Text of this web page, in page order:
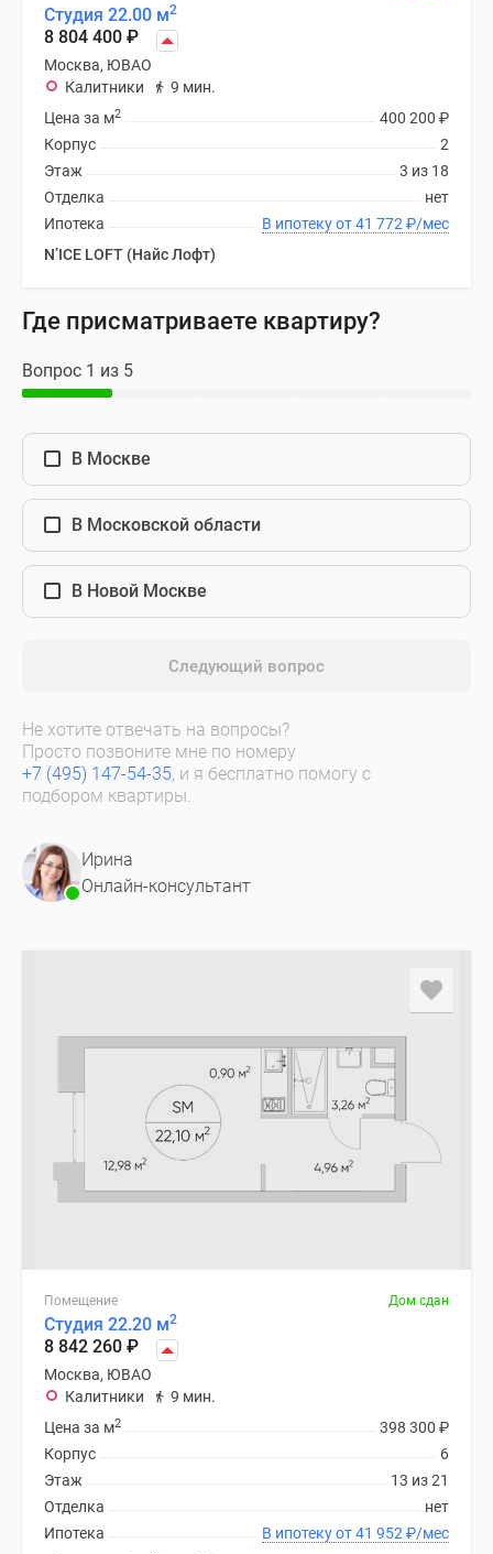
Студия 22.00 м2
8 804 400 ₽
Москва, ЮВАО
Калитники
9 мин.
400 200 ₽
Цена за м2
2
Корпус
3 из 18
Этаж
нет
Отделка
В ипотеку от 41 772 ₽/мес
Ипотека
N’ICE LOFT (Найс Лофт)
Где присматриваете квартиру?
Вопрос 1 из 5
В Москве
В Московской области
В Новой Москве
Следующий вопрос
Не хотите отвечать на вопросы?
Просто позвоните мне по номеру
+7 (495) 147-54-35, и я бесплатно помогу с
подбором квартиры.
Ирина
Онлайн-консультант
Помещение Дом сдан
Студия 22.20 м2
8 842 260 ₽
Москва, ЮВАО
Калитники
9 мин.
398 300 ₽
Цена за м2
6
Корпус
13 из 21
Этаж
нет
Отделка
В ипотеку от 41 952 ₽/мес
Ипотека